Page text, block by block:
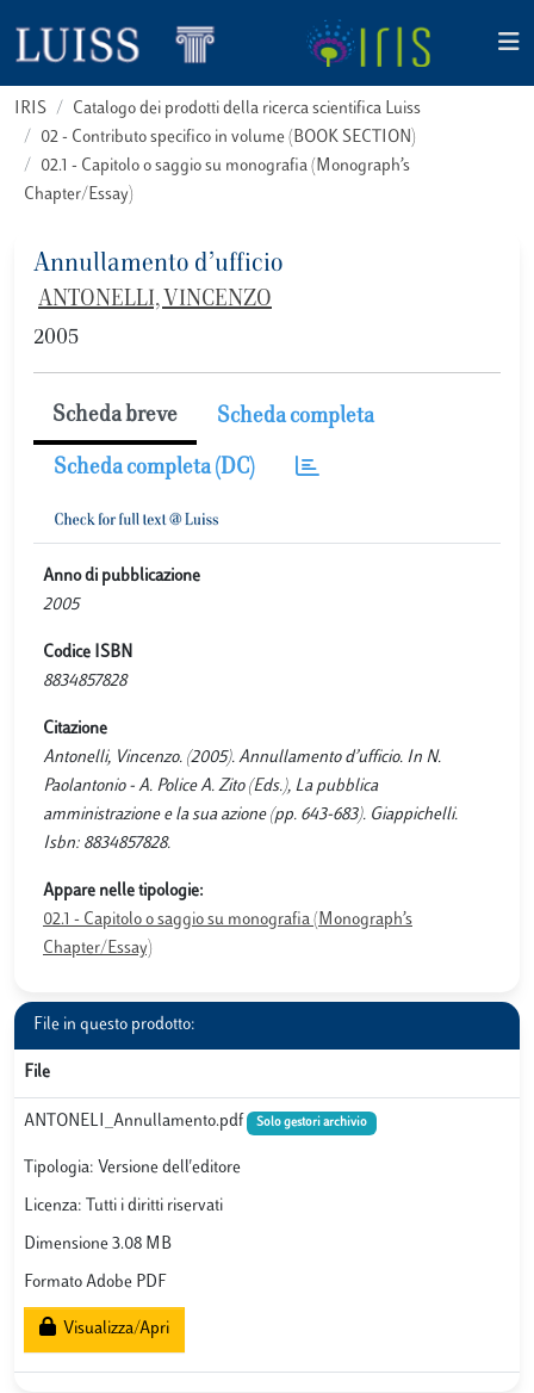
IRIS
Catalogo dei prodotti della ricerca scientifica Luiss
02 - Contributo specifico in volume (BOOK SECTION)
02.1 - Capitolo o saggio su monografia (Monograph’s
Chapter/Essay)
Annullamento d’ufficio
ANTONELLI, VINCENZO
2005
Scheda breve Scheda completa
Scheda completa (DC)
Anno di pubblicazione
2005
Codice ISBN
8834857828
Citazione
Antonelli, Vincenzo. (2005). Annullamento d’ufficio. In N.
Paolantonio - A. Police A. Zito (Eds.), La pubblica
amministrazione e la sua azione (pp. 643-683). Giappichelli.
Isbn: 8834857828.
Appare nelle tipologie:
02.1 - Capitolo o saggio su monografia (Monograph’s
Chapter/Essay)
File in questo prodotto:
File
ANTONELI_Annullamento.pdf Solo gestori archivio
Tipologia: Versione dell'editore
Licenza: Tutti i diritti riservati
Dimensione 3.08 MB
Formato Adobe PDF
Visualizza/Apri